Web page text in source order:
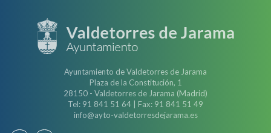
Ayuntamiento de Valdetorres de Jarama
Plaza de la Constitución, 1
28150 - Valdetorres de Jarama (Madrid)
Tel: 91 841 51 64 | Fax: 91 841 51 49
info@ayto-valdetorresdejarama.es